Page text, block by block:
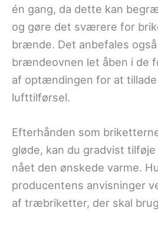
én gang, da dette kan
og gøre det sværere for
brænde. Det anbefales
brændeovnen let åben i de
af optændingen for at tillade
lufttilførsel.
Efterhånden som
gløde, kan du gradvist
nået den ønskede varme.
producentens anvisninger
af træbriketter, der skal